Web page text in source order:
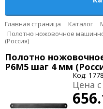
Главная страница Каталог
Полотно ножовочное
(Россия)
Полотно
Р6М5 шаг 4 мм
Код:
Цена